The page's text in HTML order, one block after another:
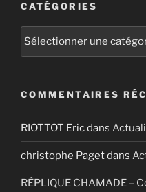
CATÉGORIES
Catégories
COMMENTAIRES
RIOTTOT Ericdans
christophe Pagetdans
RÉPLIQUE CHAMADE –